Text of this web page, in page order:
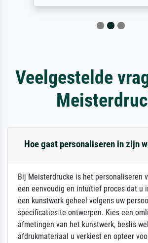
Veelgestelde
Hoe gaat personaliseren in zijn
Bij Meisterdrucke is het personaliseren
een eenvoudig en intuïtief proces dat u
een kunstwerk geheel volgens uw
specificaties te ontwerpen. Kies een
afmetingen van het kunstwerk, beslis
afdrukmateriaal u verkiest en opteer